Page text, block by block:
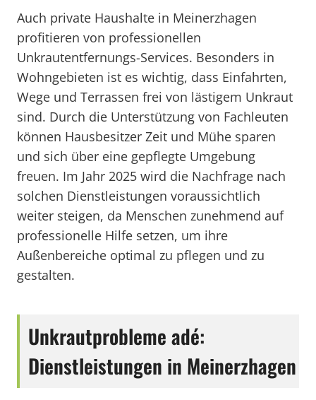
Auch private Haushalte in Meinerzhagen
profitieren von professionellen
Unkrautentfernungs-Services. Besonders in
Wohngebieten ist es wichtig, dass Einfahrten,
Wege und Terrassen frei von lästigem Unkraut
sind. Durch die Unterstützung von Fachleuten
können Hausbesitzer Zeit und Mühe sparen
und sich über eine gepflegte Umgebung
freuen. Im Jahr 2025 wird die Nachfrage nach
solchen Dienstleistungen voraussichtlich
weiter steigen, da Menschen zunehmend auf
professionelle Hilfe setzen, um ihre
Außenbereiche optimal zu pflegen und zu
gestalten.
Unkrautprobleme adé:
Dienstleistungen in Meinerzhagen